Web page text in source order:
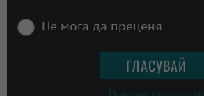
Не мога да преценя